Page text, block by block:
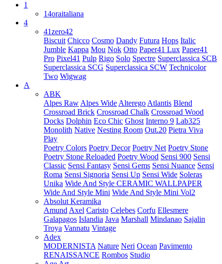
1
14oraitaliana
4
41zero42
Biscuit Chicco Cosmo Dandy Futura Hops Italic
Jumble Kappa Mou Nok Otto Paper41 Lux Paper41
Pro Pixel41 Pulp Rigo Solo Spectre Superclassica SCB
Superclassica SCG Superclassica SCW Technicolor
Two Wigwag
A
ABK
Alpes Raw Alpes Wide Alterego Atlantis Blend
Crossroad Brick Crossroad Chalk Crossroad Wood
Docks Dolphin Eco Chic Ghost Interno 9 Lab325
Monolith Native Nesting Room Out.20 Pietra Viva
Play
Poetry Colors Poetry Decor Poetry Net Poetry Stone
Poetry Stone Reloaded Poetry Wood Sensi 900 Sensi
Classic Sensi Fantasy Sensi Gems Sensi Nuance Sensi
Roma Sensi Signoria Sensi Up Sensi Wide Soleras
Unika Wide And Style CERAMIC WALLPAPER
Wide And Style Mini Wide And Style Mini Vol2
Absolut Keramika
Amund Axel Caristo Celebes Corfu Ellesmere
Galapagos Islandia Java Marshall Mindanao Sajalin
Troya Vannatu Vintage
Adex
MODERNISTA Nature Neri Ocean Pavimento
RENAISSANCE Rombos Studio